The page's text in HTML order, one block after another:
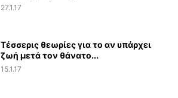
27.1.17
Τέσσερις θεωρίες για το αν υπάρχει
ζωή μετά τον θάνατο...
15.1.17